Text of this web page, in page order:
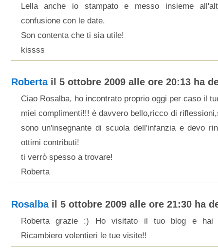
Lella anche io stampato e messo insieme
confusione con le date.
Son contenta che ti sia utile!
kissss
Robertail 5 ottobre 2009 alle ore 20:13 ha
Ciao Rosalba, ho incontrato proprio oggi per caso il
miei complimenti!!! è davvero bello,ricco di
sono un'insegnante di scuola dell'infanzia e devo
ottimi contributi!
ti verrò spesso a trovare!
Roberta
Rosalbail 5 ottobre 2009 alle ore 21:30 ha
Roberta grazie :) Ho visitato il tuo blog e hai
Ricambiero volentieri le tue visite!!